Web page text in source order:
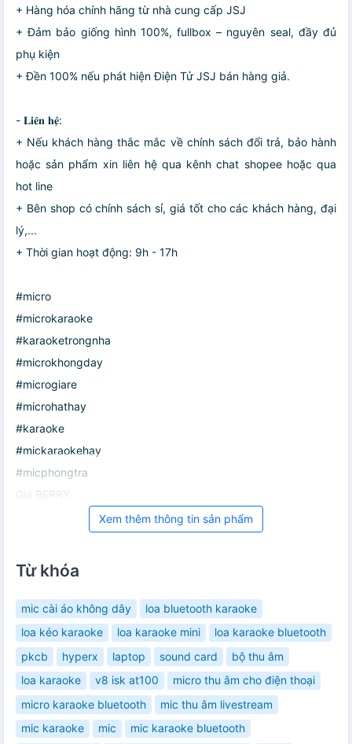
+ Hàng hóa chính hãng từ nhà cung cấp JSJ
+ Đảm bảo giống hình 100%, fullbox – nguyên seal, đầy đủ
phụ kiện
+ Đền 100% nếu phát hiện Điện Tử JSJ bán hàng giả.
- 𝐋𝐢𝐞̂𝐧 𝐡𝐞̣̂:
+ Nếu khách hàng thắc mắc về chính sách đổi trả, bảo hành
hoặc sản phẩm xin liên hệ qua kênh chat shopee hoặc qua
hot line
+ Bên shop có chính sách sỉ, giá tốt cho các khách hàng, đại
lý,...
+ Thời gian hoạt động: 9h - 17h
#micro
#microkaraoke
#karaoketrongnha
#microkhongday
#microgiare
#microhathay
#karaoke
#mickaraokehay
#micphongtra
Giá BERRY
Xem thêm thông tin sản phẩm
Từ khóa
mic cài áo không dây
loa bluetooth karaoke
loa kéo karaoke
loa karaoke mini
loa karaoke bluetooth
pkcb
hyperx laptop sound card
bộ thu âm
loa karaoke
v8 isk at100
micro thu âm cho điện thoại
micro karaoke bluetooth
mic thu âm livestream
mic karaoke
mic
mic karaoke bluetooth